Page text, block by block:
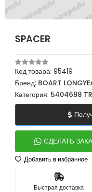
SPACER
Код товара: 95419
Бренд: BOART
Категория: 5404698
СДЕЛАТЬ
Добавить в избранное
Быстрая доставка